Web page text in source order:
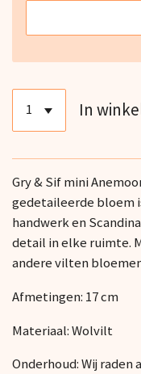
In
Gry & Sif mini
gedetaileerde bloem
handwerk en
detail in elke ruimte.
andere vilten
Afmetingen: 17 cm
Materiaal: Wolvilt
Onderhoud: Wij